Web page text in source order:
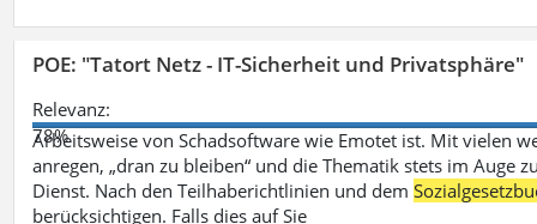
POE: "Tatort Netz - IT-Sicherheit und Privatsphäre"
Relevanz:
78%
Arbeitsweise von Schadsoftware wie Emotet ist. Mit vielen
anregen, „dran zu bleiben“ und die Thematik stets im
Dienst. Nach den Teilhaberichtlinien und dem
berücksichtigen. Falls dies auf Sie